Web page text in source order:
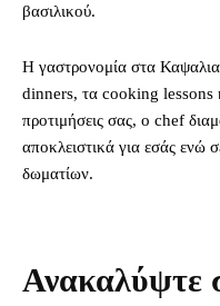
βασιλικού.
Η γαστρονομία στα
dinners, τα cooking lessons
προτιμήσεις σας, ο chef
αποκλειστικά για εσάς ενώ
δωματίων.
Ανακαλύψτε